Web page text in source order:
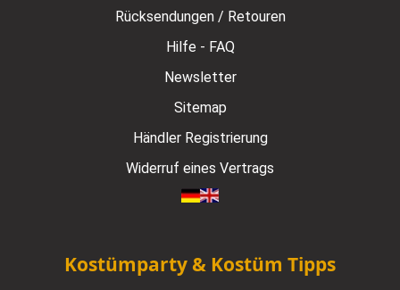
Rücksendungen / Retouren
Hilfe - FAQ
Newsletter
Sitemap
Händler Registrierung
Widerruf eines Vertrags
Kostümparty & Kostüm Tipps